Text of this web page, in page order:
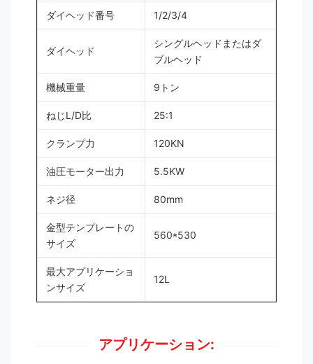
ダイヘッド番号 1/2/3/4
ダイヘッド
シングルヘッドまたはダ
ブルヘッド
機械重量 9トン
ねじL/D比 25:1
クランプ力 120KN
油圧モーター出力 5.5KW
ネジ径 80mm
金型テンプレートの
サイズ
560*530
最大アプリケーショ
ンサイズ
12L
アプリケーション: